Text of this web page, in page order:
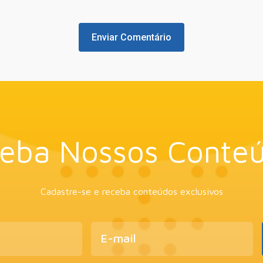
Nossos
Cadastre-se e receba conteúdos exclusivos